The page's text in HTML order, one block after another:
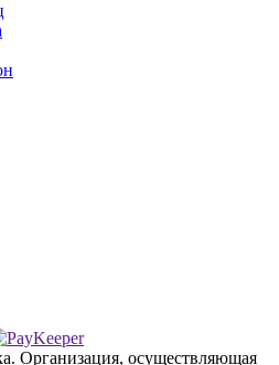
Организация, осуществляющая